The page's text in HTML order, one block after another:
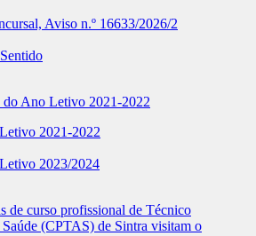
Aviso n.º 16633/2026/2
2021-2022
2023/2024